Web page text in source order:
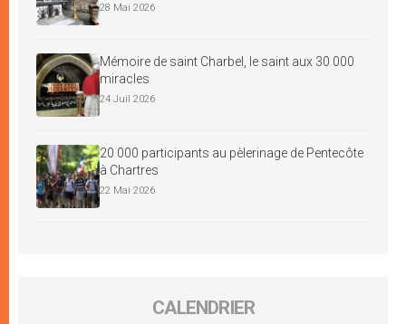
28 Mai 2026
Mémoire de saint Charbel, le saint aux 30 000
miracles
24 Juil 2026
20 000 participants au pèlerinage de Pentecôte
à Chartres
22 Mai 2026
CALENDRIER